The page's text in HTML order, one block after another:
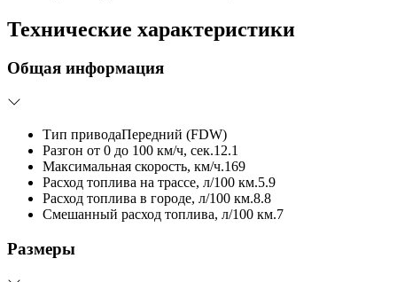
Технические характеристики
Общая информация
Тип приводаПередний (FDW)
Разгон от 0 до 100 км/ч, сек.12.1
Максимальная скорость, км/ч.169
Расход топлива на трассе, л/100 км.5.9
Расход топлива в городе, л/100 км.8.8
Смешанный расход топлива, л/100 км.7
Размеры